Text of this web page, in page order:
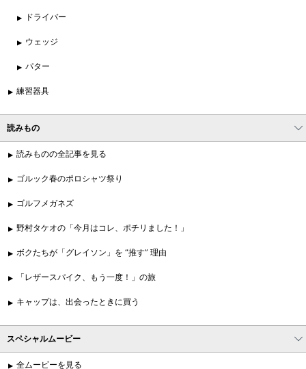
ドライバー
ウェッジ
パター
練習器具
読みもの
読みものの全記事を見る
ゴルック春のポロシャツ祭り
ゴルフメガネズ
野村タケオの「今月はコレ、ポチリました！」
ボクたちが「グレイソン」を “推す” 理由
「レザースパイク、もう一度！」の旅
キャップは、出会ったときに買う
スペシャルムービー
全ムービーを見る